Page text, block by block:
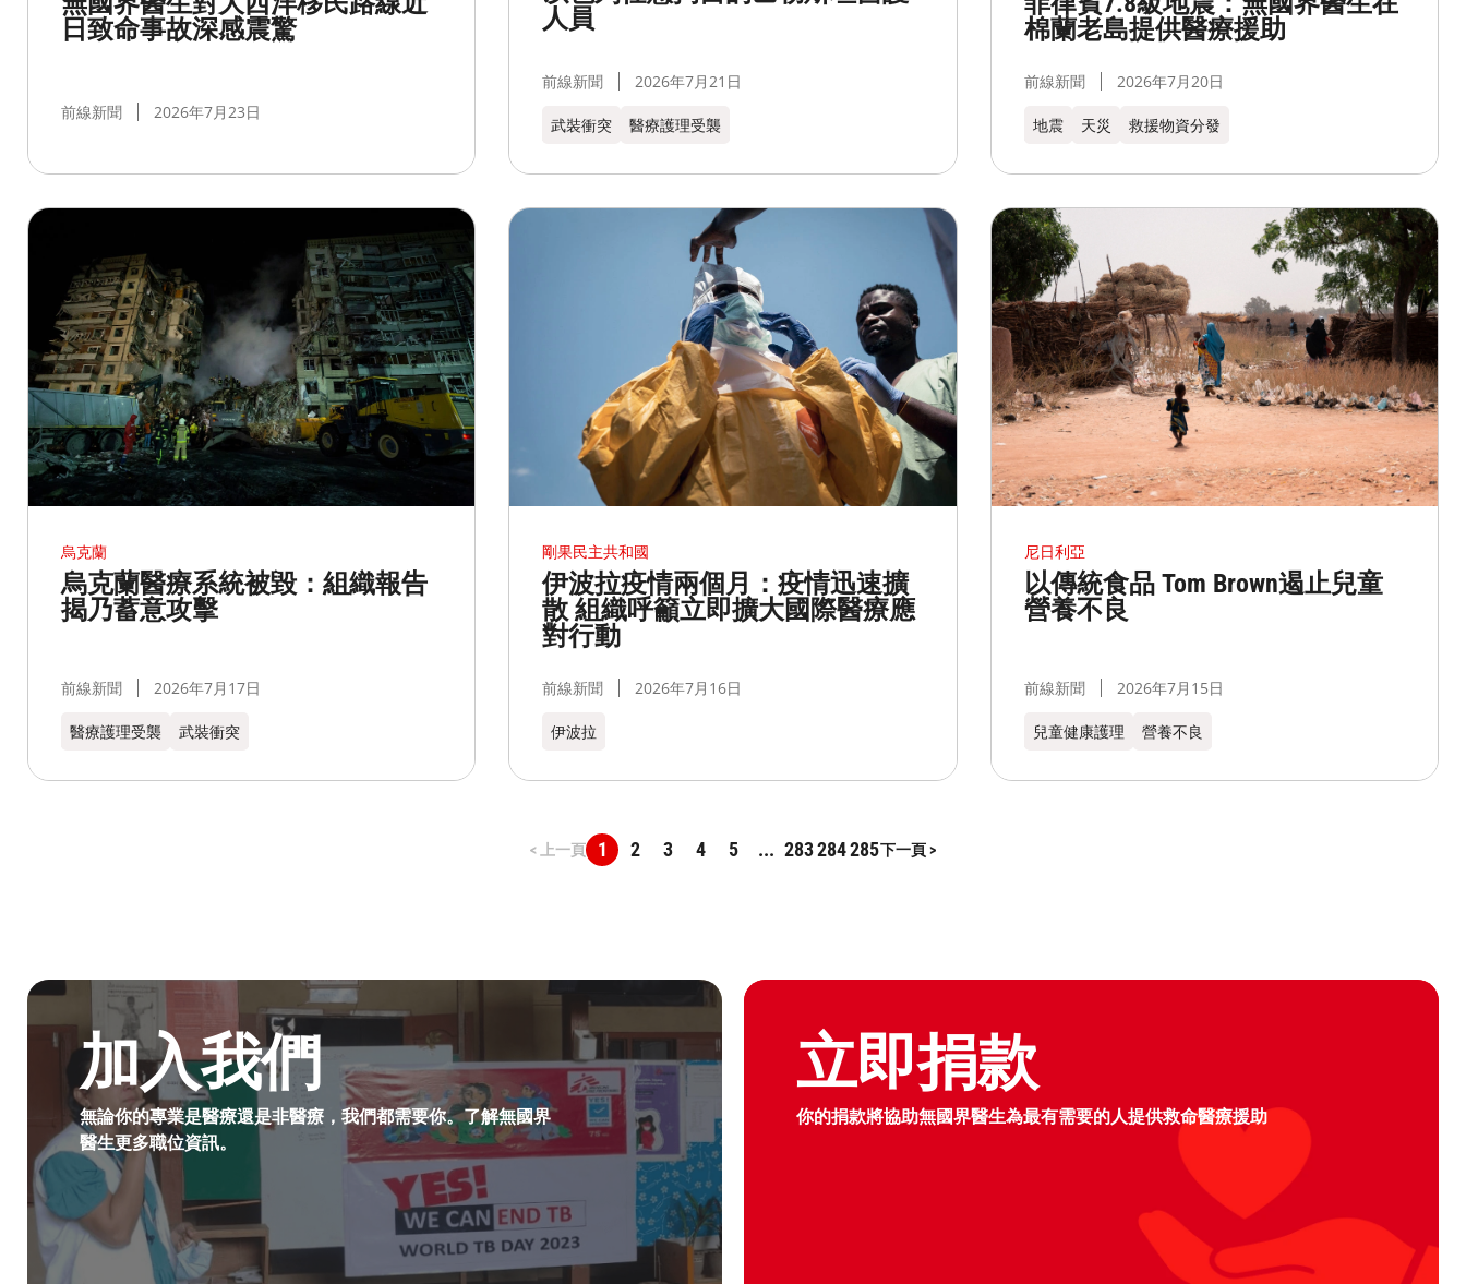
日致命事故深感震驚
前線新聞 2026年7月23日
人員
前線新聞 2026年7月21日
武裝衝突 醫療護理受襲
棉蘭老島提供醫療援助
前線新聞 2026年7月20日
地震 天災 救援物資分發
烏克蘭
烏克蘭醫療系統被毀：組織報告
揭乃蓄意攻擊
前線新聞 2026年7月17日
醫療護理受襲 武裝衝突
剛果民主共和國
伊波拉疫情兩個月：疫情迅速擴
散 組織呼籲立即擴大國際醫療應
對行動
前線新聞 2026年7月16日
伊波拉
尼日利亞
以傳統食品 Tom Brown遏止兒童
營養不良
前線新聞 2026年7月15日
兒童健康護理 營養不良
< 上一頁 1 2 3 4 5 ... 283284285下一頁 >
加入我們
無論你的專業是醫療還是非醫療，我們都需要你。了解無國界
醫生更多職位資訊。​
成為無國界無援人員​
立即捐款
你的捐款將協助無國界醫生為最有需要的人提供救命醫療援助
Graphic of hand with heart logo